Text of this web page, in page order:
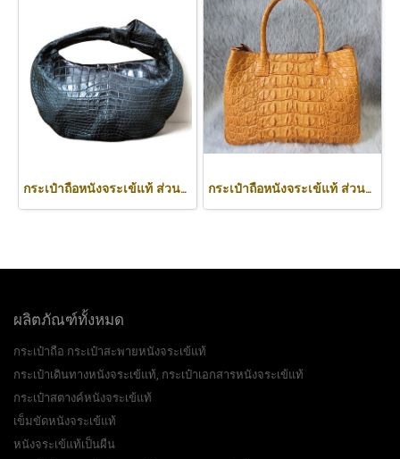
กระเป๋าถือหนังจระเข้แท้ ส่วนท้อง สีดำ ทรงนิ่ม น้ำหนักเบา รหัส CODE: CRW0222H-BL กระเป๋าถือหนังจระเข้แท้ ส่วนหลัง สีน้ำตาลอ่อน (สีแทน) รหัสCODE: CRW0218H-02-BACK-TAN
ผลิตภัณฑ์ทั้งหมด
กระเป๋าถือ กระเป๋าสะพายหนังจระเข้แท้
กระเป๋าเดินทางหนังจระเข้แท้, กระเป๋าเอกสารหนังจระเข้แท้
กระเป๋าสตางค์หนังจระเข้แท้
เข็มขัดหนังจระเข้แท้
หนังจระเข้แท้เป็นผืน